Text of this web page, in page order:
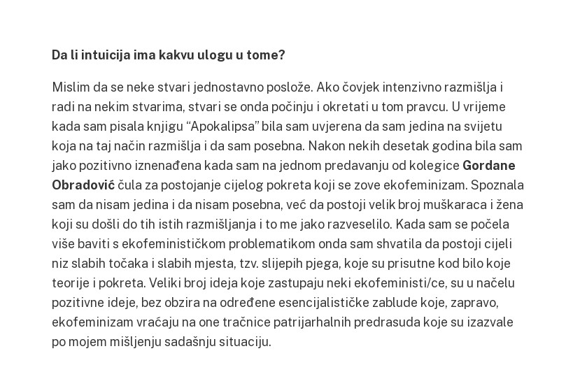
Da li intuicija ima kakvu ulogu u tome?
Mislim da se neke stvari jednostavno poslože. Ako čovjek intenzivno razmišlja i
radi na nekim stvarima, stvari se onda počinju i okretati u tom pravcu. U vrijeme
kada sam pisala knjigu “Apokalipsa” bila sam uvjerena da sam jedina na svijetu
koja na taj način razmišlja i da sam posebna. Nakon nekih desetak godina bila sam
jako pozitivno iznenađena kada sam na jednom predavanju od kolegice Gordane
Obradović čula za postojanje cijelog pokreta koji se zove ekofeminizam. Spoznala
sam da nisam jedina i da nisam posebna, već da postoji velik broj muškaraca i žena
koji su došli do tih istih razmišljanja i to me jako razveselilo. Kada sam se počela
više baviti s ekofeminističkom problematikom onda sam shvatila da postoji cijeli
niz slabih točaka i slabih mjesta, tzv. slijepih pjega, koje su prisutne kod bilo koje
teorije i pokreta. Veliki broj ideja koje zastupaju neki ekofeministi/ce, su u načelu
pozitivne ideje, bez obzira na određene esencijalističke zablude koje, zapravo,
ekofeminizam vraćaju na one tračnice patrijarhalnih predrasuda koje su izazvale
po mojem mišljenju sadašnju situaciju.